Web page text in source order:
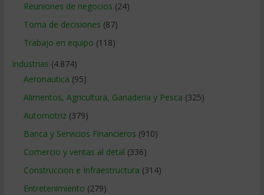
Reuniones de negocios (24)
Toma de decisiones (87)
Trabajo en equipo (118)
Industrias (4.874)
Aeronautica (95)
Alimentos, Agricultura, Ganaderia y Pesca (325)
Automotriz(379)
Banca y Servicios Financieros (910)
Comercio y ventas al detal (336)
Construccion e Infraestructura (314)
Entretenimiento (279)